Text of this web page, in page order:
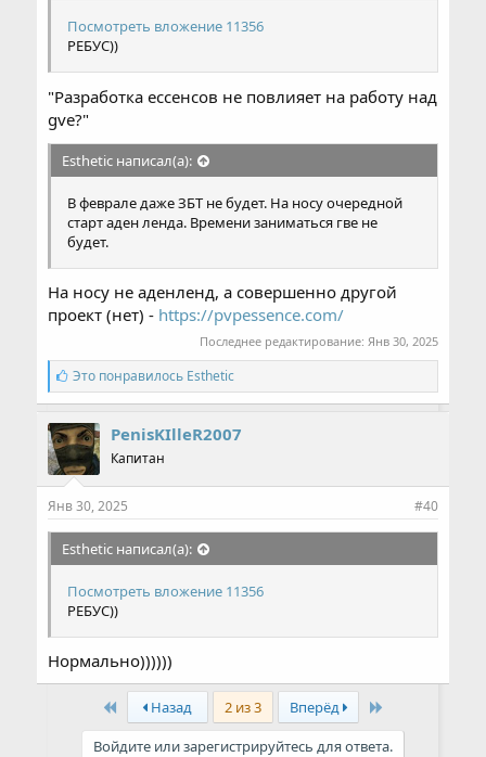
Посмотреть вложение 11356
РЕБУС))
"Разработка ессенсов не повлияет на работу над
gve?"
Esthetic написал(а):
В феврале даже ЗБТ не будет. На носу очередной
старт аден ленда. Времени заниматься гве не
будет.
На носу не аденленд, а совершенно другой
проект (нет) - https://pvpessence.com/
Последнее редактирование: Янв 30, 2025
С
и
м
п
а
т
и
:
Это понравилось Esthetic
PenisKIlleR2007
Капитан
Янв 30, 2025 #40
Esthetic написал(а):
Посмотреть вложение 11356
РЕБУС))
Нормально))))))
First Назад 2 из 3 Вперёд
Войдите или зарегистрируйтесь для ответа.